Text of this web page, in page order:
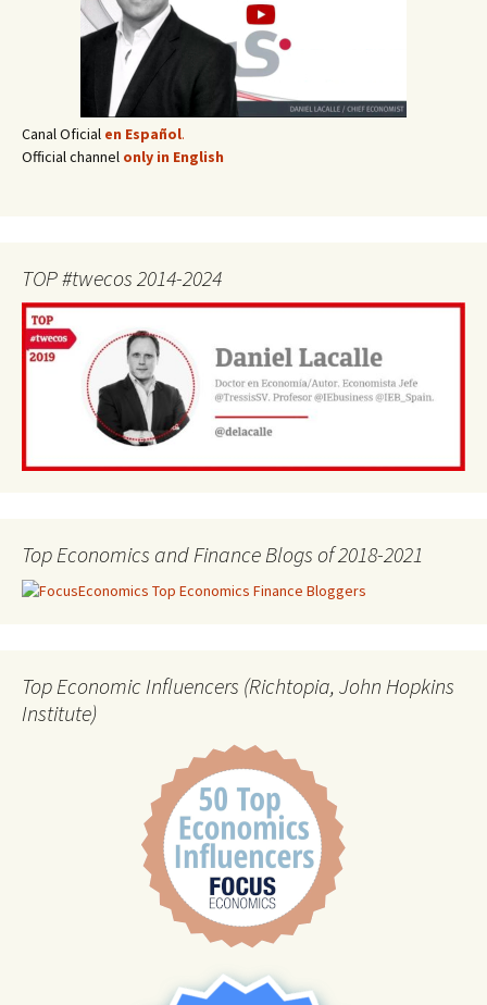
Canal Oficial en Español.
Official channel only in English
TOP #twecos 2014-2024
Top Economics and Finance Blogs of 2018-2021
Top Economic Influencers (Richtopia, John Hopkins
Institute)